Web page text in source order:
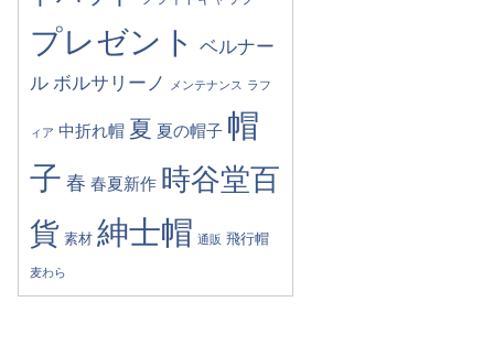
プレゼント
ベルナー
ル ボルサリーノ メンテナンス ラフ
ィア 中折れ帽 夏 夏の帽子 帽
子 春 春夏新作 時谷堂百
貨 素材 紳士帽 通販 飛行帽
麦わら